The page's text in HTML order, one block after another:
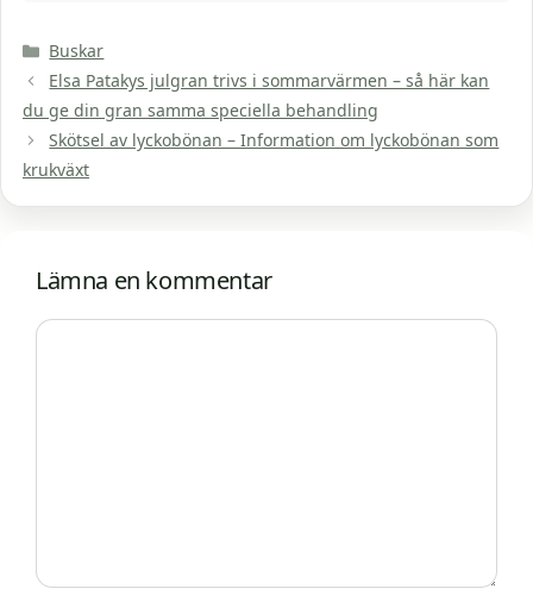
Kategorier
Buskar
Elsa Patakys julgran trivs i sommarvärmen – så här kan
du ge din gran samma speciella behandling
Skötsel av lyckobönan – Information om lyckobönan som
krukväxt
Lämna en kommentar
Kommentar